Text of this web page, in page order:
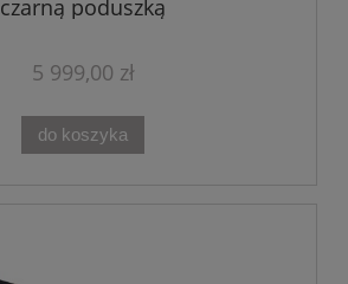
czarną poduszką
5 999,00 zł
do koszyka